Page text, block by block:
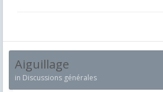
Aiguillage
in Discussions générales